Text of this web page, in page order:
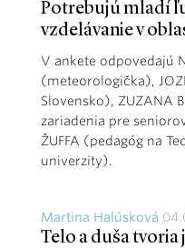
Potrebujú mladí
vzdelávanie v
V ankete odpovedajú
(meteorologička),
Slovensko), ZUZANA
zariadenia pre
ŽUFFA (pedagóg na
univerzity).
Martina Halúsková
Telo a duša tvoria